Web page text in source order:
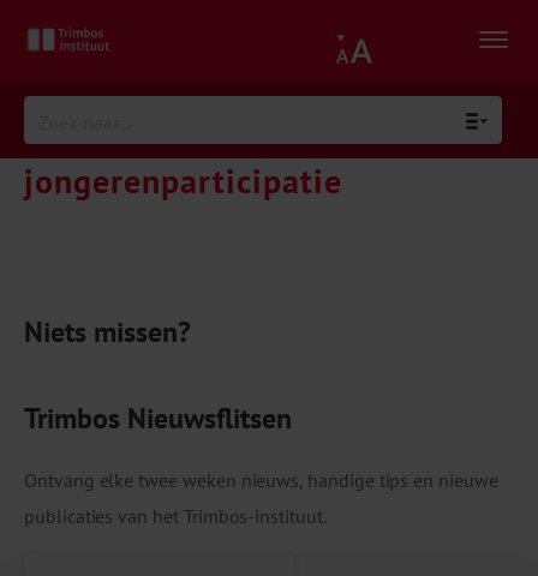
jongerenparticipatie
Niets missen?
Trimbos Nieuwsflitsen
Ontvang elke twee weken nieuws, handige tips en nieuwe
publicaties van het Trimbos-instituut.